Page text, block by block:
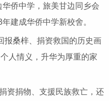
侨中学，旅美甘边同乡会
建成华侨中学新校舍。
报桑梓、捐资救国的历史画
人情义，升华为厚重的家
资捐物、支援民族救亡，还